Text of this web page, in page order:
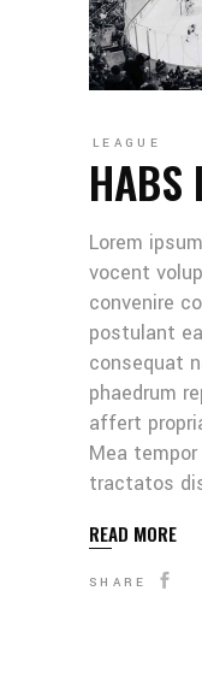
LEAGUE
HABS
Lorem
vocent
convenire
postulant
consequat
phaedrum
affert
Mea
tractatos
READ MORE
SHARE